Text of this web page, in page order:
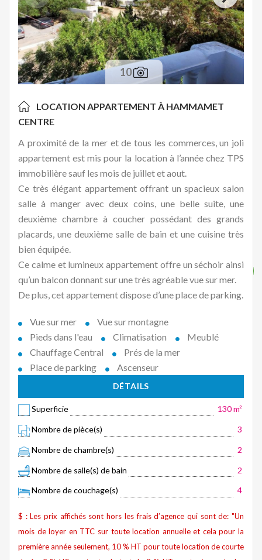
10
LOCATION APPARTEMENT À HAMMAMET
CENTRE
A proximité de la mer et de tous les commerces, un joli
appartement est mis pour la location à l’année chez TPS
immobilière sauf les mois de juillet et aout.
Ce très élégant appartement offrant un spacieux salon
salle à manger avec deux coins, une belle suite, une
deuxième chambre à coucher possédant des grands
placards, une deuxième salle de bain et une cuisine très
bien équipée.
Ce calme et lumineux appartement offre un séchoir ainsi
qu’un balcon donnant sur une très agréable vue sur mer.
De plus, cet appartement dispose d’une place de parking.
Vue sur mer
Vue sur montagne
Pieds dans l'eau
Climatisation
Meublé
Chauffage Central
Prés de la mer
Place de parking
Ascenseur
DÉTAILS
Superficie 130 m²
Nombre de pièce(s) 3
Nombre de chambre(s) 2
Nombre de salle(s) de bain 2
Nombre de couchage(s) 4
$ : Les prix affichés sont hors les frais d’agence qui sont de: "Un
mois de loyer en TTC sur toute location annuelle et cela pour la
première année seulement, 10 % HT pour toute location de courte